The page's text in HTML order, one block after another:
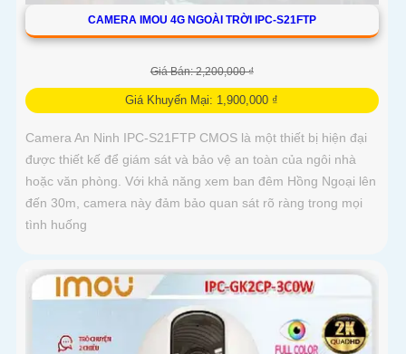
CAMERA IMOU 4G NGOÀI TRỜI IPC-S21FTP
Giá Bán: 2,200,000 ₫
Giá Khuyến Mại: 1,900,000 ₫
Camera An Ninh IPC-S21FTP CMOS là một thiết bị hiện đại
được thiết kế để giám sát và bảo vệ an toàn của ngôi nhà
hoặc văn phòng. Với khả năng xem ban đêm Hồng Ngoại lên
đến 30m, camera này đảm bảo quan sát rõ ràng trong mọi
tình huống